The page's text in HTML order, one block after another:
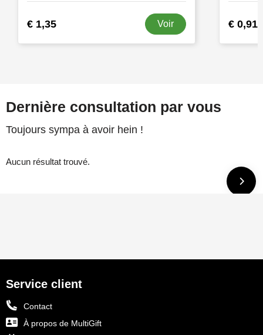
€ 1,35 Voir € 0,91
Dernière consultation par vous
Toujours sympa à avoir hein !
Aucun résultat trouvé.
Service client
Contact
À propos de MultiGift